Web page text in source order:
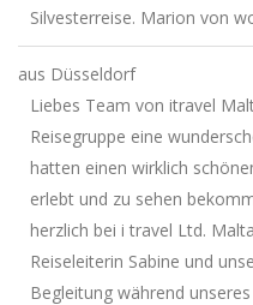
Silvesterreise. Marion von
aus Düsseldorf
Liebes Team von itravel
Reisegruppe eine
hatten einen wirklich
erlebt und zu sehen
herzlich bei i travel Ltd.
Reiseleiterin Sabine und
Begleitung während